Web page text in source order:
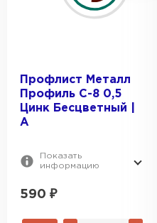
Профлист Металл
Профиль С-8 0,5
Цинк Бесцветный |
A
Показать
информацию
590 ₽
ПЕРЕЙТИ